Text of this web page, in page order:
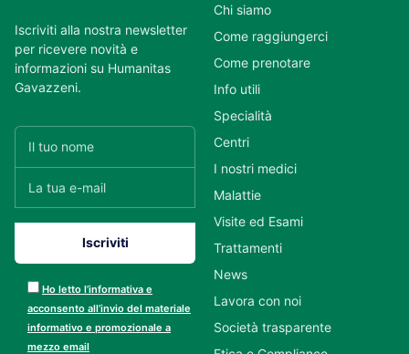
Iscriviti alla nostra newsletter
per ricevere novità e
informazioni su Humanitas
Gavazzeni.
Ho letto l’informativa e
acconsento all’invio del materiale
informativo e promozionale a
mezzo email
Chi siamo
Come raggiungerci
Come prenotare
Info utili
Specialità
Centri
I nostri medici
Malattie
Visite ed Esami
Trattamenti
News
Lavora con noi
Società trasparente